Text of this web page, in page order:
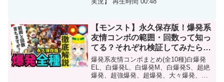
【モンスト】永久保存版！爆発系
友情コンボの範囲・回数って知っ
てる？それぞれ検証してみたら、
〇〇倍の破壊力だったのでまとめ
てみた【MonsterStrike】【怪物
彈珠】
爆発系友情コンボまとめ(全10種)白爆発
EL、白爆発L、白爆発M、白爆発S、超絶
爆発、超強爆発、超爆発、大々爆発、大